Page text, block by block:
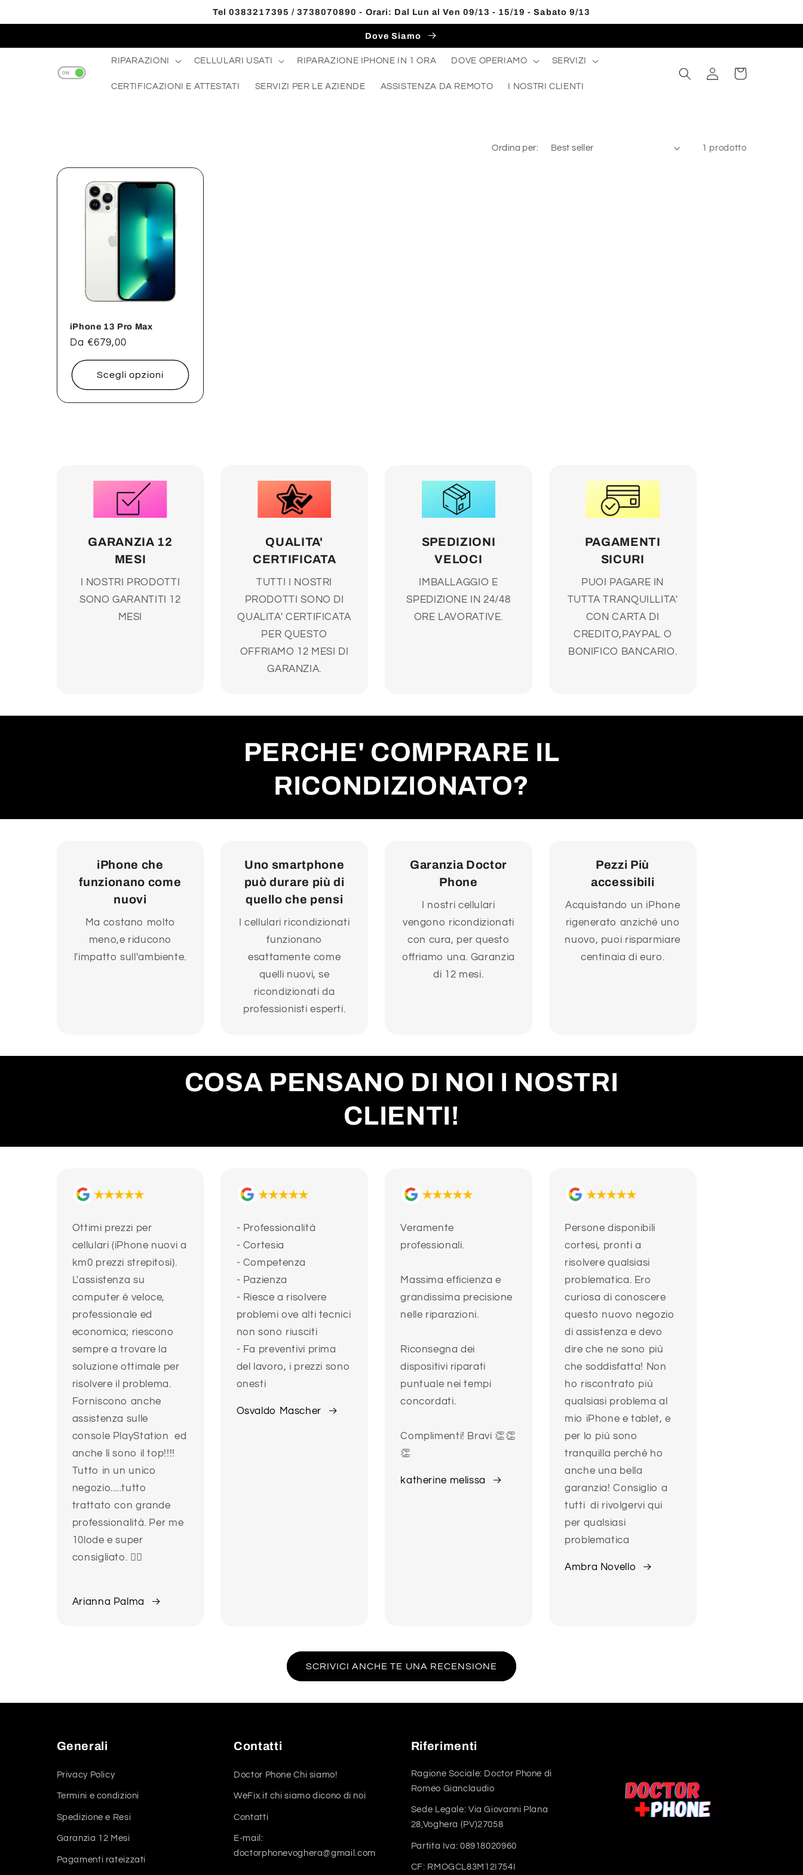
Read
ai contenuti
Tel 0383217395 / 3738070890 - Orari: Dal Lun al Ven 09/13 - 15/19 - Sabato 9/13
Dove Siamo
RIPARAZIONI CELLULARI USATI RIPARAZIONE IPHONE IN 1 ORA DOVE OPERIAMO SERVIZI
CERTIFICAZIONI E ATTESTATI SERVIZI PER LE AZIENDE ASSISTENZA DA REMOTO I NOSTRI CLIENTI
Accedi Carrello
Ordina per: 1 prodotto
iPhone 13 Pro Max
Prezzo
listino
Da €679,00
Scegli opzioni
GARANZIA 12
MESI
I NOSTRI PRODOTTI
SONO GARANTITI 12
MESI
QUALITA'
CERTIFICATA
TUTTI I NOSTRI
PRODOTTI SONO DI
QUALITA' CERTIFICATA
PER QUESTO
OFFRIAMO 12 MESI DI
GARANZIA.
SPEDIZIONI
VELOCI
IMBALLAGGIO E
SPEDIZIONE IN 24/48
ORE LAVORATIVE.
PAGAMENTI
SICURI
PUOI PAGARE IN
TUTTA TRANQUILLITA'
CON CARTA DI
CREDITO,PAYPAL O
BONIFICO BANCARIO.
PERCHE' COMPRARE IL
RICONDIZIONATO?
iPhone che
funzionano come
nuovi
Ma costano molto
meno,e riducono
l'impatto sull'ambiente.
Uno smartphone
può durare più di
quello che pensi
I cellulari ricondizionati
funzionano
esattamente come
quelli nuovi, se
ricondizionati da
professionisti esperti.
Garanzia Doctor
Phone
I nostri cellulari
vengono ricondizionati
con cura, per questo
offriamo una. Garanzia
di 12 mesi.
Pezzi Più
accessibili
Acquistando un iPhone
rigenerato anziché uno
nuovo, puoi risparmiare
centinaia di euro.
COSA PENSANO DI NOI I NOSTRI
CLIENTI!
Ottimi prezzi per
cellulari (iPhone nuovi a
km0 prezzi strepitosi).
L'assistenza su
computer è veloce,
professionale ed
economica; riescono
sempre a trovare la
soluzione ottimale per
risolvere il problema.
Forniscono anche
assistenza sulle
console PlayStation ed
anche lì sono il top!!!!
Tutto in un unico
negozio.....tutto
trattato con grande
professionalità. Per me
10lode e super
consigliato. 👍🏻
Arianna Palma
- Professionalità
- Cortesia
- Competenza
- Pazienza
- Riesce a risolvere
problemi ove alti tecnici
non sono riusciti
- Fa preventivi prima
del lavoro, i prezzi sono
onesti
Osvaldo Mascher
Veramente
professionali.
Massima efficienza e
grandissima precisione
nelle riparazioni.
Riconsegna dei
dispositivi riparati
puntuale nei tempi
concordati.
Complimenti! Bravi 👏👏
👏
katherine melissa
Persone disponibili
cortesi, pronti a
risolvere qualsiasi
problematica. Ero
curiosa di conoscere
questo nuovo negozio
di assistenza e devo
dire che ne sono più
che soddisfatta! Non
ho riscontrato più
qualsiasi problema al
mio iPhone e tablet, e
per lo più sono
tranquilla perché ho
anche una bella
garanzia! Consiglio a
tutti di rivolgervi qui
per qualsiasi
problematica
Ambra Novello
SCRIVICI ANCHE TE UNA RECENSIONE
Generali
Privacy Policy
Termini e condizioni
Spedizione e Resi
Garanzia 12 Mesi
Pagamenti rateizzati
Contatti
Doctor Phone Chi siamo!
WeFix.it chi siamo dicono di noi
Contatti
E-mail:
doctorphonevoghera@gmail.com
Riferimenti
Ragione Sociale: Doctor Phone di
Romeo Gianclaudio
Sede Legale: Via Giovanni Plana
28,Voghera (PV)27058
Partita Iva: 08918020960
CF: RMOGCL83M12I754I